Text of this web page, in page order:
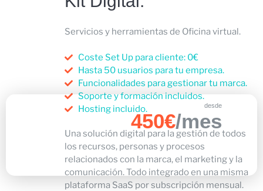
Servicios y herramientas de Oficina virtual.
Coste Set Up para cliente: 0€
Hasta 50 usuarios para tu empresa.
Funcionalidades para gestionar tu marca.
Soporte y formación incluidos.
Hosting incluido.
Una solución digital para la gestión de todos
los recursos, personas y procesos
relacionados con la marca, el marketing y la
comunicación.Todo integrado en una misma
plataforma SaaS por subscripción mensual.
desde
450€/mes